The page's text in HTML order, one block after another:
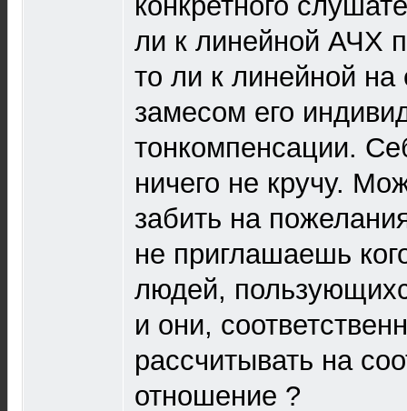
ли к линейной АЧХ
то ли к линейной на
замесом его
тонкомпенсации.
ничего не кручу.
забить на
не приглашаешь
людей,
и они,
рассчитывать на
отношение ?